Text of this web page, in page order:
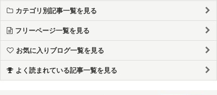
カテゴリ別記事一覧を見る
フリーページ一覧を見る
お気に入りブログ一覧を見る
よく読まれている記事一覧を見る